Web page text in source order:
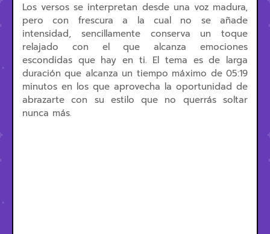
Los versos se interpretan desde una voz madura,
pero con frescura a la cual no se añade
intensidad, sencillamente conserva un toque
relajado con el que alcanza emociones
escondidas que hay en ti. El tema es de larga
duración que alcanza un tiempo máximo de 05:19
minutos en los que aprovecha la oportunidad de
abrazarte con su estilo que no querrás soltar
nunca más.